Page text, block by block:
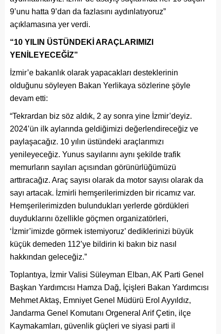
9’unu hatta 9’dan da fazlasını aydınlatıyoruz”
açıklamasına yer verdi.
“10 YILIN ÜSTÜNDEKİ ARAÇLARIMIZI
YENİLEYECEĞİZ”
İzmir’e bakanlık olarak yapacakları desteklerinin
olduğunu söyleyen Bakan Yerlikaya sözlerine şöyle
devam etti:
“Tekrardan biz söz aldık, 2 ay sonra yine İzmir’deyiz.
2024’ün ilk aylarında geldiğimizi değerlendireceğiz ve
paylaşacağız. 10 yılın üstündeki araçlarımızı
yenileyeceğiz. Yunus sayılarını aynı şekilde trafik
memurların sayıları açısından görünürlüğümüzü
arttıracağız. Araç sayısı olarak da motor sayısı olarak da
sayı artacak. İzmirli hemşerilerimizden bir ricamız var.
Hemşerilerimizden bulundukları yerlerde gördükleri
duyduklarını özellikle göçmen organizatörleri,
‘İzmir’imizde görmek istemiyoruz’ dediklerinizi büyük
küçük demeden 112’ye bildirin ki bakın biz nasıl
hakkından geleceğiz.”
Toplantıya, İzmir Valisi Süleyman Elban, AK Parti Genel
Başkan Yardımcısı Hamza Dağ, İçişleri Bakan Yardımcısı
Mehmet Aktaş, Emniyet Genel Müdürü Erol Ayyıldız,
Jandarma Genel Komutanı Orgeneral Arif Çetin, ilçe
Kaymakamları, güvenlik güçleri ve siyasi parti il